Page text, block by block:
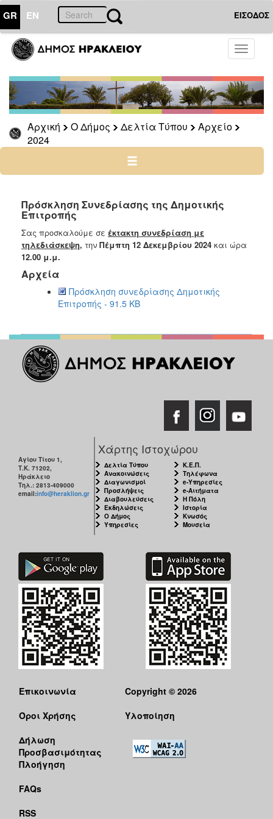
GR EN ΕΙΣΟΔΟΣ
Toggle
Αρχική Ο Δήμος Δελτία Τύπου
Αρχείο
2024
ΔΗΜΟΣ
Δελτία
Τύπου
Αρχείο
2026
2025
2022
2021
2020
2019
2018
2017
2016
2013
2012
2011
ΤΟΠΟΣ
ΜΑΣ
ΑΝΘΕΚΤΙΚΗ
Πρόσκληση Συνεδρίασης της Δημοτικής
Επιτροπής
Σας προσκαλούμε σε έκτακτη συνεδρίαση με
τηλεδιάσκεψη, την Πέμπτη 12 Δεκεμβρίου 2024 και ώρα
12.00 μ.μ.
Αρχεία
Πρόσκληση συνεδρίασης Δημοτικής
Επιτροπής - 91.5 KB
Αγίου Τίτου 1,
Τ.Κ. 71202,
Ηράκλειο
Τηλ.: 2813-409000
email:info@heraklion.gr
Χάρτης Ιστοχώρου
Δελτία Τύπου
Ανακοινώσεις
Διαγωνισμοί
Προσλήψεις
Διαβουλεύσεις
Εκδηλώσεις
Ο Δήμος
Υπηρεσίες
Κ.Ε.Π.
Τηλέφωνα
e-Υπηρεσίες
e-Αιτήματα
Η Πόλη
Ιστορία
Κνωσός
Μουσεία
Επικοινωνία
Όροι Χρήσης
Δήλωση
Προσβασιμότητας
Πλοήγηση
FAQs
RSS
Copyright © 2026
Υλοποίηση